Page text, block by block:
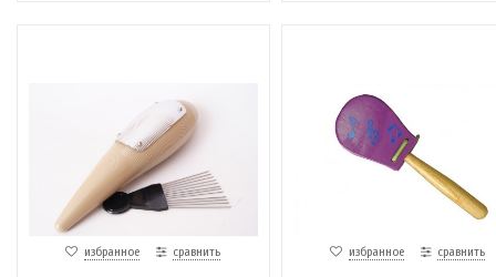
избранное сравнить избранное сравнить